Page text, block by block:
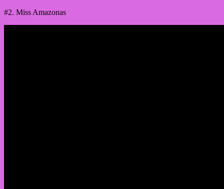
#2. Miss Amazonas